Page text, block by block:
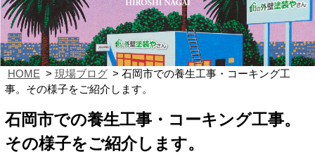
HOME 現場ブログ
石岡市での養生工事・コーキング工
事。その様子をご紹介します。
石岡市での養生工事・コーキング工事。
その様子をご紹介します。